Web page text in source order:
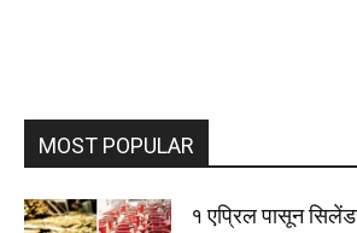
MOST POPULAR
१ एप्रिल पासून